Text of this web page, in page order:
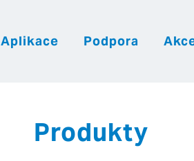
Aplikace Podpora
Produkty